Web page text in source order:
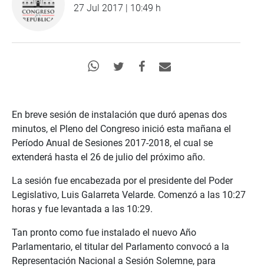
27 Jul 2017 | 10:49 h
En breve sesión de instalación que duró apenas dos
minutos, el Pleno del Congreso inició esta mañana el
Período Anual de Sesiones 2017-2018, el cual se
extenderá hasta el 26 de julio del próximo año.
La sesión fue encabezada por el presidente del Poder
Legislativo, Luis Galarreta Velarde. Comenzó a las 10:27
horas y fue levantada a las 10:29.
Tan pronto como fue instalado el nuevo Año
Parlamentario, el titular del Parlamento convocó a la
Representación Nacional a Sesión Solemne, para